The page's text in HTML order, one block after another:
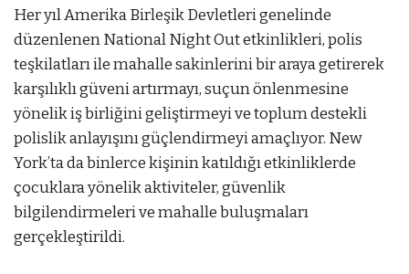
Her yıl Amerika Birleşik Devletleri genelinde
düzenlenen National Night Out etkinlikleri, polis
teşkilatları ile mahalle sakinlerini bir araya getirerek
karşılıklı güveni artırmayı, suçun önlenmesine
yönelik iş birliğini geliştirmeyi ve toplum destekli
polislik anlayışını güçlendirmeyi amaçlıyor. New
York’ta da binlerce kişinin katıldığı etkinliklerde
çocuklara yönelik aktiviteler, güvenlik
bilgilendirmeleri ve mahalle buluşmaları
gerçekleştirildi.